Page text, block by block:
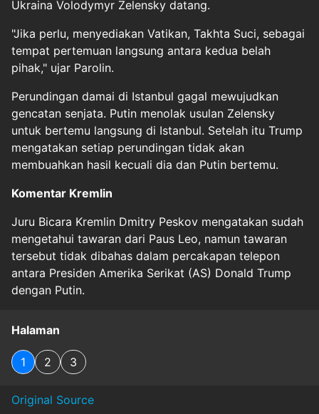
Ukraina Volodymyr Zelensky datang.
"Jika perlu, menyediakan Vatikan, Takhta Suci, sebagai
tempat pertemuan langsung antara kedua belah
pihak," ujar Parolin.
Perundingan damai di Istanbul gagal mewujudkan
gencatan senjata. Putin menolak usulan Zelensky
untuk bertemu langsung di Istanbul. Setelah itu Trump
mengatakan setiap perundingan tidak akan
membuahkan hasil kecuali dia dan Putin bertemu.
Komentar Kremlin
Juru Bicara Kremlin Dmitry Peskov mengatakan sudah
mengetahui tawaran dari Paus Leo, namun tawaran
tersebut tidak dibahas dalam percakapan telepon
antara Presiden Amerika Serikat (AS) Donald Trump
dengan Putin.
Halaman
1 2 3
Original Source